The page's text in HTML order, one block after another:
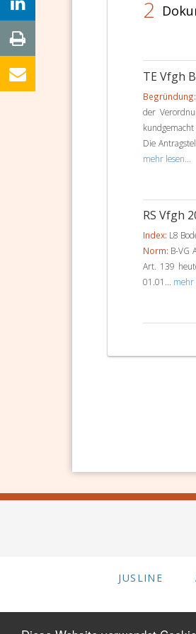
2
TE Vfgh
Begründung:
der
Die
mehr lesen...
RS Vfgh
Index: L8
Norm: B-VG
Art. 139
01.01... mehr
JUSLINE